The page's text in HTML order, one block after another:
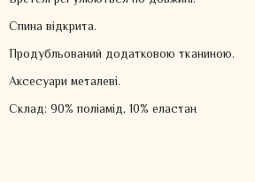
Спина відкрита.
Продубльований додатковою тканиною.
Аксесуари металеві.
Склад: 90% поліамід, 10% еластан